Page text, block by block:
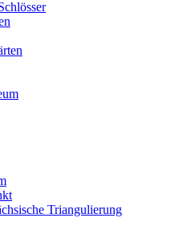
Triangulierung